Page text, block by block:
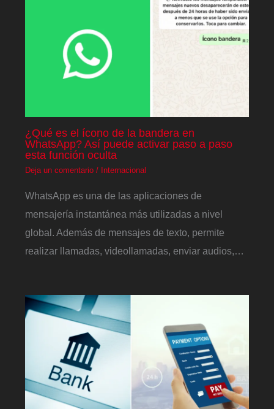
¿Qué es el ícono de la bandera en
WhatsApp? Así puede activar paso a paso
esta función oculta
Deja un comentario / Internacional
WhatsApp es una de las aplicaciones de
mensajería instantánea más utilizadas a nivel
global. Además de mensajes de texto, permite
realizar llamadas, videollamadas, enviar audios,…